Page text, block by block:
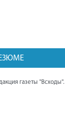
газеты